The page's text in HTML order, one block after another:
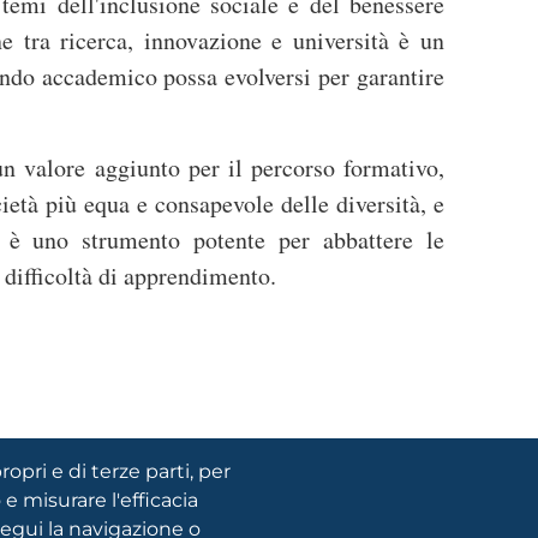
tra ricerca, innovazione e università è un
accademico possa evolversi per garantire
valore aggiunto per il percorso formativo,
più equa e consapevole delle diversità, e
è uno strumento potente per abbattere le
di apprendimento.
e di terze parti, per
misurare l'efficacia
la navigazione o
FOOTER